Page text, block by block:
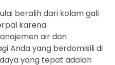
beralih dari kolam gali
karena
air dan
Anda yang berdomisili di
yang tepat adalah